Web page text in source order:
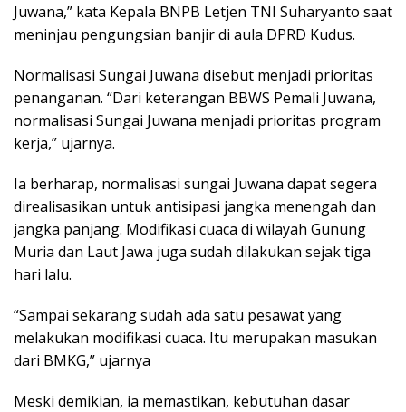
Juwana,” kata Kepala BNPB Letjen TNI Suharyanto saat
meninjau pengungsian banjir di aula DPRD Kudus.
Normalisasi Sungai Juwana disebut menjadi prioritas
penanganan. “Dari keterangan BBWS Pemali Juwana,
normalisasi Sungai Juwana menjadi prioritas program
kerja,” ujarnya.
Ia berharap, normalisasi sungai Juwana dapat segera
direalisasikan untuk antisipasi jangka menengah dan
jangka panjang. Modifikasi cuaca di wilayah Gunung
Muria dan Laut Jawa juga sudah dilakukan sejak tiga
hari lalu.
“Sampai sekarang sudah ada satu pesawat yang
melakukan modifikasi cuaca. Itu merupakan masukan
dari BMKG,” ujarnya
Meski demikian, ia memastikan, kebutuhan dasar